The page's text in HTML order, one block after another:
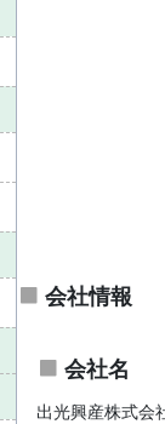
会社情報
会社名
出光興産株式会